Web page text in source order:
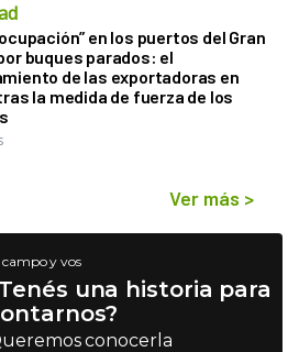
en los puertos del Gran
buques parados: el
de las exportadoras en
la medida de fuerza de los
Ver más >
campo y vos
una historia para
conocerla